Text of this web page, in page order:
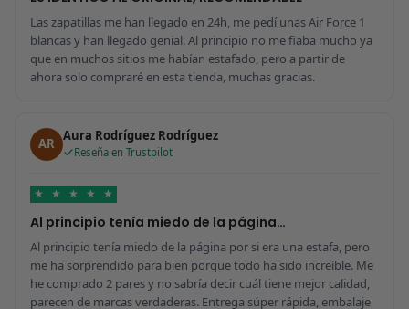
Las zapatillas me han llegado en 24h, me pedí unas Air Force 1
blancas y han llegado genial. Al principio no me fiaba mucho ya
que en muchos sitios me habían estafado, pero a partir de
ahora solo compraré en esta tienda, muchas gracias.
AR Aura Rodríguez Rodríguez
Reseña en Trustpilot
★ ★ ★ ★ ★
Al principio tenía miedo de la página…
Al principio tenía miedo de la página por si era una estafa, pero
me ha sorprendido para bien porque todo ha sido increíble. Me
he comprado 2 pares y no sabría decir cuál tiene mejor calidad,
parecen de marcas verdaderas. Entrega súper rápida, embalaje